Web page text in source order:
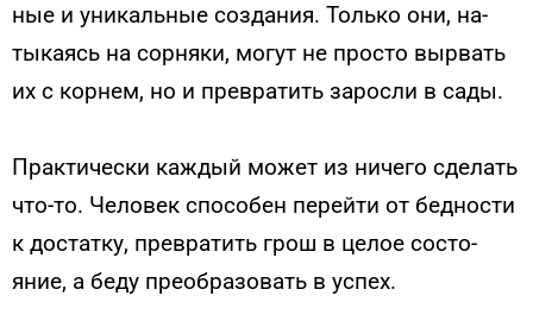
ные и уни­каль­ные соз­да­ния. Толь­ко они, на­
тыка­ясь на сор­ня­ки, мо­гут не прос­то выр­вать
их с кор­нем, но и прев­ра­тить за­рос­ли в са­ды.
Прак­ти­чес­ки каж­дый мо­жет из ни­чего сде­лать
что-то. Че­ловек спо­собен пе­рей­ти от бед­ности
к дос­татку, прев­ра­тить грош в це­лое сос­то­
яние, а бе­ду пре­об­ра­зовать в ус­пех.